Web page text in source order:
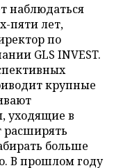
наблюдаться
пяти лет,
по
GLS INVEST.
крупные
уходящие в
расширять
больше
В прошлом году